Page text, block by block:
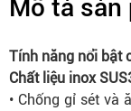
Mô tả sản
Tính năng nổi bật
Chất liệu inox
• Chống gỉ sét và